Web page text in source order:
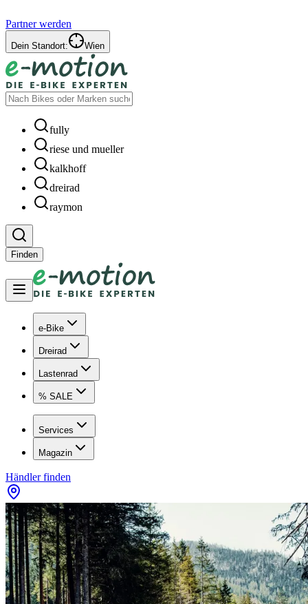
Partner werden
Dein Standort: Wien
fully
riese und mueller
kalkhoff
dreirad
raymon
Finden
e-Bike
Dreirad
Lastenrad
% SALE
Services
Magazin
Händler finden